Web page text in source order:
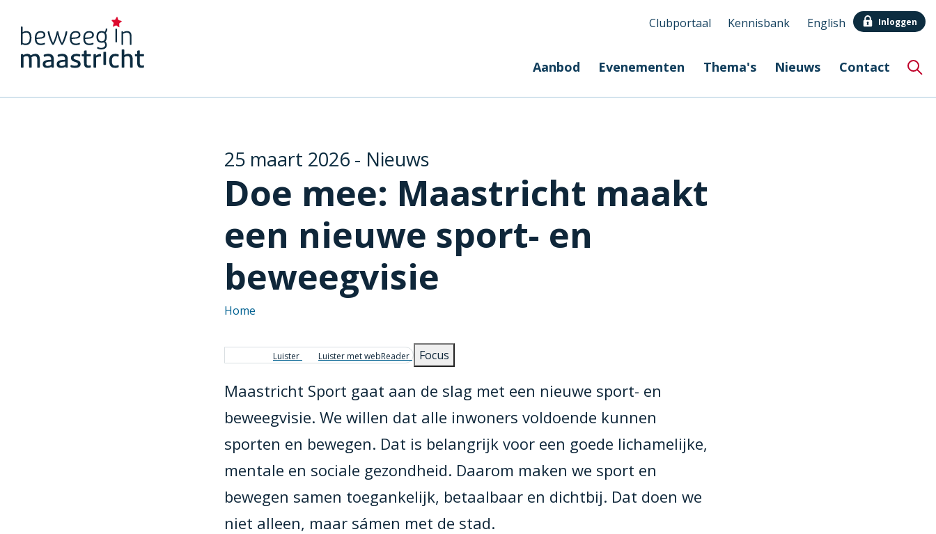
Secundair
Clubportaal Kennisbank English Inloggen
Aanbod Evenementen Thema's Nieuws Contact
25 maart 2026 - Nieuws
Doe mee: Maastricht maakt
een nieuwe sport- en
beweegvisie
Kruimelpad
Home
Luister Luister met webReader Focus
Maastricht Sport gaat aan de slag met een nieuwe sport- en
beweegvisie. We willen dat alle inwoners voldoende kunnen
sporten en bewegen. Dat is belangrijk voor een goede lichamelijke,
mentale en sociale gezondheid. Daarom maken we sport en
bewegen samen toegankelijk, betaalbaar en dichtbij. Dat doen we
niet alleen, maar sámen met de stad.